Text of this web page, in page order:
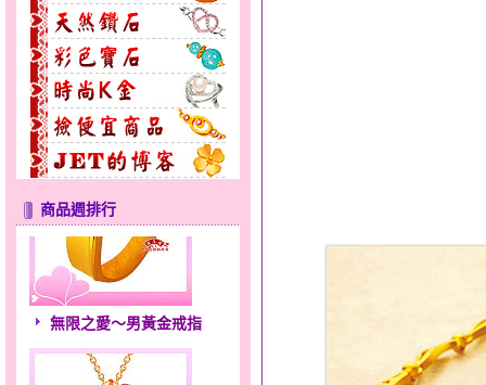
商品週排行
無限之愛～男黃金戒指